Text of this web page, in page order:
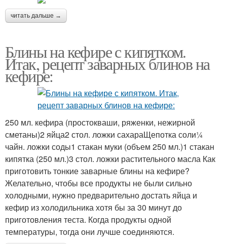
читать дальше →
Блины на кефире с кипятком.
Итак, рецепт заварных блинов на
кефире:
250 мл. кефира (простокваши, ряженки, нежирной
сметаны)2 яйца2 стол. ложки сахараЩепотка соли¼
чайн. ложки соды1 стакан муки (объем 250 мл.)1 стакан
кипятка (250 мл.)3 стол. ложки растительного масла Как
приготовить тонкие заварные блины на кефире?
Желательно, чтобы все продукты не были сильно
холодными, нужно предварительно достать яйца и
кефир из холодильника хотя бы за 30 минут до
приготовления теста. Когда продукты одной
температуры, тогда они лучше соединяются.